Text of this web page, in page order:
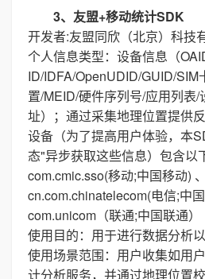
3、友盟+移动统计SDK
开发者:友盟同欣（北京）科技
个人信息类型：设备信息（
ID/IDFA/OpenUDID/GUID/SIM
置/MEID/硬件序列号/应用列表
址）；通过采集地理位置提供
设备（为了提高用户体验，本
态"异步获取这些信息）包含以
com.cmic.sso(移动;中国移动) 、
cn.com.chinatelecom(电信;中国
com.unicom（联通;中国联通）
使用目的：用于进行数据分析
使用场景范围：用户收集如用
计分析服务，并通过地理位置